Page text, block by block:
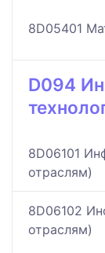
8D05401
D094
8D06101
отраслям)
8D06102
отраслям)